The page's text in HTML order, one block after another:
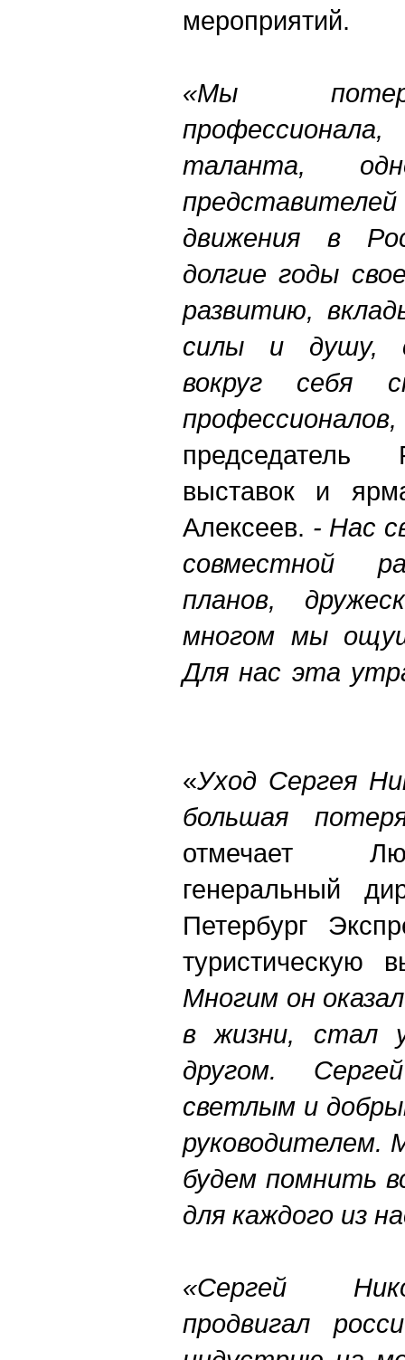
мероприятий.
«Мы
профессионала,
таланта,
движения в
долгие годы
развитию,
силы и душу,
вокруг себя
профессионалов,
председатель
выставок и
Алексеев. - Нас
совместной
планов,
многом мы
Для нас эта
«Уход Сергея
большая
отмечает
генеральный
Петербург
туристическую
Многим он
в жизни, стал
другом.
светлым и
руководителем.
будем помнить
для каждого из
«Сергей
продвигал